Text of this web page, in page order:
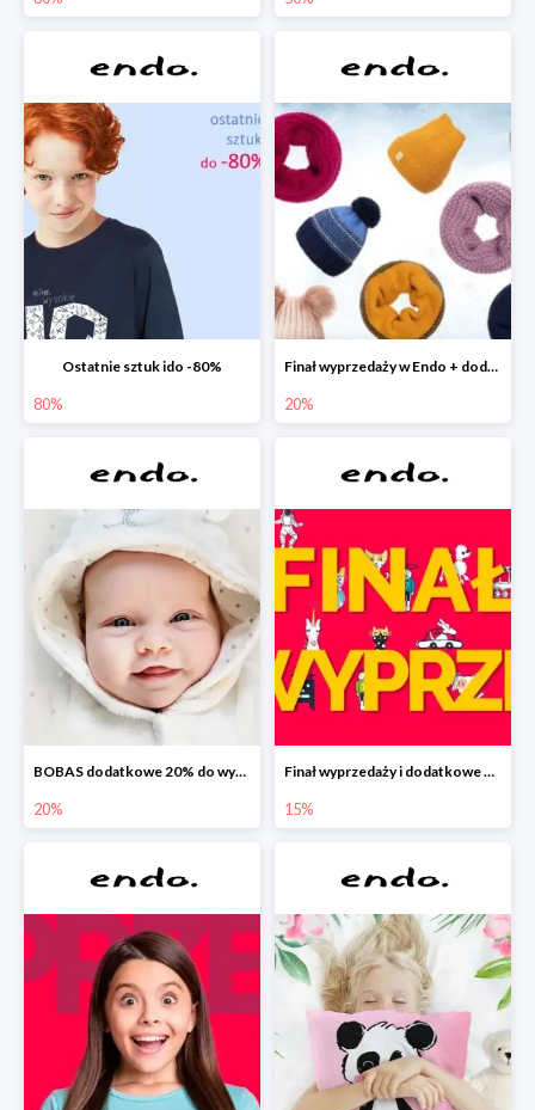
Ostatnie sztuk ido -80%
80%
Finał wyprzedaży w Endo + dodatkowe 2% rabatu
20%
BOBAS dodatkowe 20% do wyprzedaży
20%
Finał wyprzedaży i dodatkowe 15%
15%